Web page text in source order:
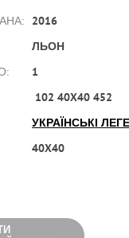
2016
ЛЬОН
1
102 40X40 452
УКРАЇНСЬКІ
40X40